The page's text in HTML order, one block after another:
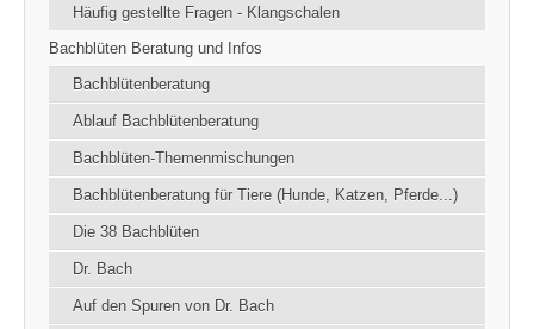
Häufig gestellte Fragen - Klangschalen
Bachblüten Beratung und Infos
Bachblütenberatung
Ablauf Bachblütenberatung
Bachblüten-Themenmischungen
Bachblütenberatung für Tiere (Hunde, Katzen, Pferde...)
Die 38 Bachblüten
Dr. Bach
Auf den Spuren von Dr. Bach